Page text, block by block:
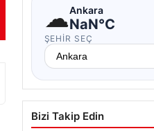
☁Ankara
NaN°C
ŞEHIR SEÇ
Bizi Takip Edin